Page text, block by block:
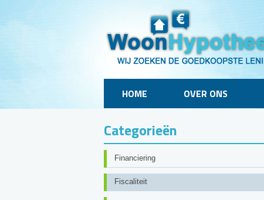
HOME OVER ONS
Categorieën
Financiering
Fiscaliteit